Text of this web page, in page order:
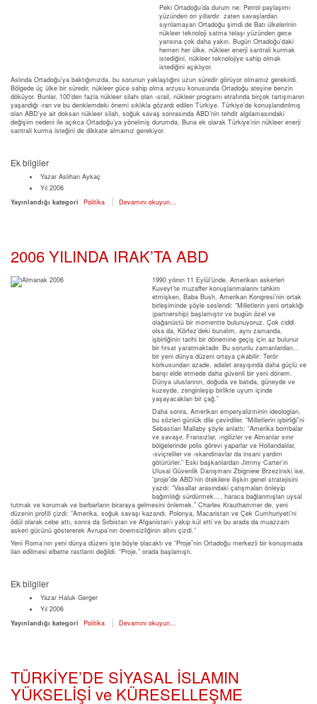
Peki Ortadoğu’da durum ne: Petrol paylaşımı
yüzünden on yıllardır zaten savaşlardan
sıyrılamayan Ortadoğu şimdi de Batı ülkelerinin
nükleer teknoloji satma telaşı yüzünden gece
yarısına çok daha yakın. Bugün Ortadoğu’daki
hemen her ülke, nükleer enerji santrali kurmak
istediğini, nükleer teknolojiye sahip olmak
istediğini açıklıyor.
Aslında Ortadoğu’ya baktığımızda, bu sorunun yaklaştığını uzun süredir görüyor olmamız gerekirdi.
Bölgede üç ülke bir süredir, nükleer güce sahip olma arzusu konusunda Ortadoğu ateşine benzin
döküyor. Bunlar, 100’den fazla nükleer silahı olan ‹srail, nükleer programı etrafında birçok tartışmanın
yaşandığı ‹ran ve bu denklemdeki önemi sıklıkla gözardı edilen Türkiye. Türkiye’de konuşlandırılmış
olan ABD’ye ait doksan nükleer silah, soğuk savaş sonrasında ABD’nin tehdit algılamasındaki
değişim nedeni ile açıkca Ortadoğu’ya yönelmiş durumda. Buna ek olarak Türkiye’nin nükleer enerji
santrali kurma isteğini de dikkate almamız gerekiyor.
Ek bilgiler
Yazar Aslıhan Aykaç
Yıl 2006
Yayınlandığı kategori
Politika Devamını okuyun...
2006 YILINDA IRAK’TA ABD
1990 yılının 11 Eylül’ünde, Amerikan askerleri
Kuveyt’te muzaffer konuşlanmalarını tahkim
etmişken, Baba Bush, Amerikan Kongresi’nin ortak
birleşiminde şöyle seslendi: “Milletlerin yeni ortaklığı
(partnership) başlamıştır ve bugün özel ve
olağanüstü bir momentte bulunuyoruz. Çok ciddi
olsa da, Körfez’deki bunalım, aynı zamanda,
işbirliğinin tarihi bir dönemine geçiş için az bulunur
bir fırsat yaratmaktadır. Bu sorunlu zamanlardan...
bir yeni dünya düzeni ortaya çıkabilir: Terör
korkusundan azade, adalet arayışında daha güçlü ve
barışı elde etmede daha güvenli bir yeni dönem.
Dünya uluslarının, doğuda ve batıda, güneyde ve
kuzeyde, zenginleşip birlikte uyum içinde
yaşayacakları bir çağ.”
Daha sonra, Amerikan emperyalizminin ideologları,
bu sözleri günlük dile çevirdiler. “Milletlerin işbirliği”ni
Sebastian Mallaby şöyle anlattı: “Amerika bombalar
ve savaşır, Fransızlar, ‹ngilizler ve Almanlar sınır
bölgelerinde polis görevi yaparlar ve Hollandalılar,
‹sviçreliler ve ‹skandinavlar da insani yardım
götürürler.” Eski başkanlardan Jimmy Carter’ın
Ulusal Güvenlik Danışmanı Zbigniew Brzezinski ise,
“proje”de ABD’nin ötekilere ilişkin genel stratejisini
yazdı: “Vasallar arasındaki çatışmaları önleyip
bağımlılığı sürdürmek..., haraca bağlanmışları uysal
tutmak ve korumak ve barbarların biraraya gelmesini önlemek.” Charles Krauthammer de, yeni
düzenin profili çizdi: “Amerika, soğuk savaşı kazandı, Polonya, Macaristan ve Çek Cumhuriyeti’ni
ödül olarak cebe attı, sonra da Sırbistan ve Afganistan’ı yakıp kül etti ve bu arada da muazzam
askeri gücünü göstererek Avrupa’nın önemsizliğinin altını çizdi.”
Yeni Roma’nın yeni dünya düzeni işte böyle olacaktı ve “Proje”nin Ortadoğu merkezli bir konuşmada
ilan edilmesi elbette rastlantı değildi. “Proje,” orada başlamıştı.
Ek bilgiler
Yazar Haluk Gerger
Yıl 2006
Yayınlandığı kategori
Politika Devamını okuyun...
TÜRKİYE’DE SİYASAL İSLAMIN
YÜKSELİŞİ ve KÜRESELLEŞME